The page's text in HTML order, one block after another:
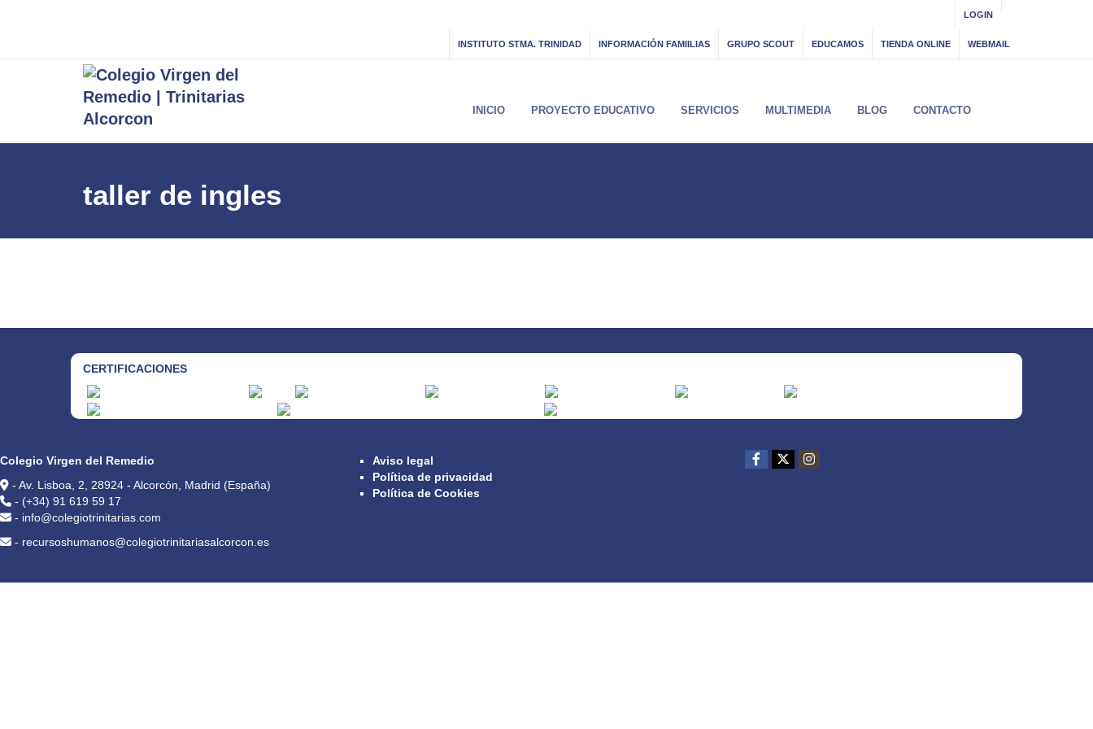
LOGIN
INSTITUTO STMA. TRINIDAD INFORMACIÓN FAMIILIAS GRUPO SCOUT EDUCAMOS TIENDA ONLINE WEBMAIL
INICIO PROYECTO EDUCATIVO SERVICIOS MULTIMEDIA BLOG CONTACTO
taller de ingles
CERTIFICACIONES
Colegio Virgen del Remedio
- Av. Lisboa, 2, 28924 - Alcorcón, Madrid (España)
- (+34) 91 619 59 17
- info@colegiotrinitarias.com
- recursoshumanos@colegiotrinitariasalcorcon.es
Aviso legal
Política de privacidad
Política de Cookies